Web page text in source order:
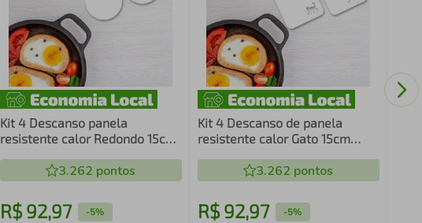
Kit 4 Descanso panela
resistente calor Redondo 15cm
3.262 pontos
R$ 92,97 -5%
Kit 4 Descanso de panela
resistente calor Gato 15cm
3.262 pontos
R$ 92,97 -5%